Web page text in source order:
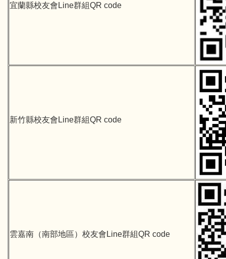
宜蘭縣校友會Line群組QR code
新竹縣校友會Line群組QR code
雲嘉南（南部地區）校友會Line群組QR code